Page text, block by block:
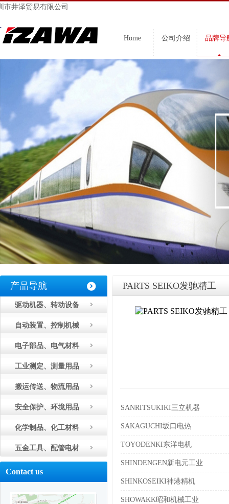
市井泽贸易有限公司
Home 公司介绍 品牌导
产品导航
驱动机器、转动设备
自动装置、控制机械
电子部品、电气材料
工业测定、测量用品
搬运传送、物流用品
安全保护、环境用品
化学制品、化工材料
五金工具、配管电材
Contact us
PARTS SEIKO发驰精工
SANRITSUKIKI三立机器
SAKAGUCHI坂口电热
TOYODENKI东洋电机
SHINDENGEN新电元工业
SHINKOSEIKI神港精机
SHOWAKK昭和机械工业